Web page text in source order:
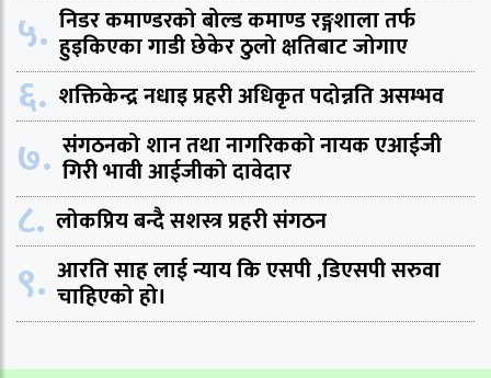
५. निडर कमाण्डरको बोल्ड कमाण्ड रङ्गशाला तर्फ
हुइकिएका गाडी छेकेर ठुलो क्षतिबाट जोगाए
६. शक्तिकेन्द्र नधाइ प्रहरी अधिकृत पदोन्नति असम्भव
७. संगठनको शान तथा नागरिकको नायक एआईजी
गिरी भावी आईजीको दावेदार
८. लोकप्रिय बन्दै सशस्त्र प्रहरी संगठन
९. आरति साह लाई न्याय कि एसपी ,डिएसपी सरुवा
चाहिएको हो।